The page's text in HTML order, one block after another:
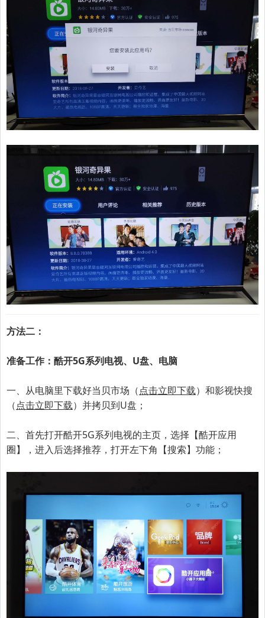
方法二：
准备工作：酷开5G系列电视、U盘、电脑
一、 从电脑里下载好当贝市场（点击立即下载）和影视快搜
（点击立即下载）并拷贝到U盘；
二、首先打开酷开5G系列电视的主页，选择【酷开应用
圈】，进入后选择推荐，打开左下角【搜索】功能；